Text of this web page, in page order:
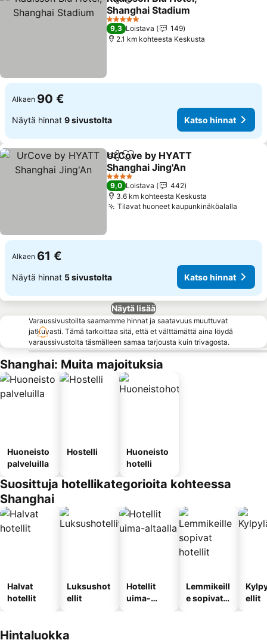
Jaa Lisää suosikkeihin
Shanghai Stadium
Katso hinnat
5 Tähtiluokitus
9,3 Loistava
149
2.1 km kohteesta Keskusta
Alkaen 90 €
Näytä hinnat 9 sivustolta Katso hinnat
Jaa Lisää suosikkeihin
UrCove by HYATT
Shanghai Jing'An
Katso hinnat
4 Tähtiluokitus
9,0 Loistava
442
3.6 km kohteesta Keskusta
Tilavat huoneet kaupunkinäköalalla
Alkaen 61 €
Näytä hinnat 5 sivustolta Katso hinnat
Näytä lisää
Varaussivustoilta saamamme hinnat ja saatavuus muuttuvat
jatkuvasti. Tämä tarkoittaa sitä, että et välttämättä aina löydä
varaussivustolta täsmälleen samaa tarjousta kuin trivagosta.
Shanghai: Muita majoituksia
Huoneisto
palveluilla
Hostelli
Huoneisto
hotelli
Suosittuja hotellikategorioita kohteessa
Shanghai
Halvat
hotellit
Luksushot
ellit
Hotellit
uima-
Lemmikeill
e sopivat
ellit
Hintaluokka